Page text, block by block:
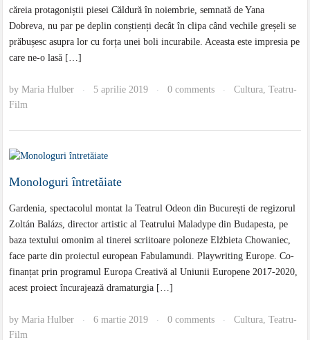
căreia protagoniștii piesei Căldură în noiembrie, semnată de Yana
Dobreva, nu par pe deplin conștienți decât în clipa când vechile greșeli se
prăbușesc asupra lor cu forța unei boli incurabile. Aceasta este impresia pe
care ne-o lasă […]
byMaria Hulber · 5 aprilie 2019 · 0 comments · Cultura ,Teatru-
Film
Monologuri întretăiate
Gardenia, spectacolul montat la Teatrul Odeon din București de regizorul
Zoltán Balázs, director artistic al Teatrului Maladype din Budapesta, pe
baza textului omonim al tinerei scriitoare poloneze Elżbieta Chowaniec,
face parte din proiectul european Fabulamundi. Playwriting Europe. Co-
finanțat prin programul Europa Creativă al Uniunii Europene 2017-2020,
acest proiect încurajează dramaturgia […]
byMaria Hulber · 6 martie 2019 · 0 comments · Cultura ,Teatru-
Film